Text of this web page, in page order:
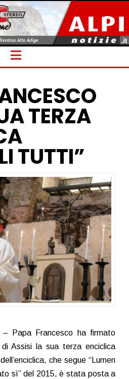
Navigation
TERZA
TUTTI”
Papa Francesco ha firmato
Assisi la sua terza enciclica
che segue “Lumen
sì” del 2015, è stata posta a